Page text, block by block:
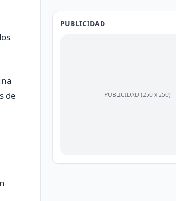
de
PUBLICIDAD
PUBLICIDAD (250 x 250)